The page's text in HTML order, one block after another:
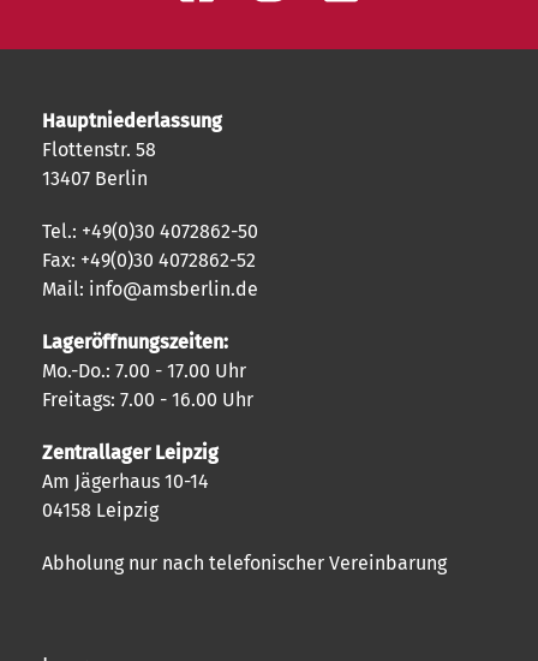
Hauptniederlassung
Flottenstr. 58
13407 Berlin
Tel.: +49(0)30 4072862-50
Fax: +49(0)30 4072862-52
Mail: info@amsberlin.de
Lageröffnungszeiten:
Mo.-Do.: 7.00 - 17.00 Uhr
Freitags: 7.00 - 16.00 Uhr
Zentrallager Leipzig
Am Jägerhaus 10-14
04158 Leipzig
Abholung nur nach telefonischer Vereinbarung